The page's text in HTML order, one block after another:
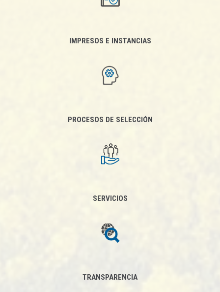
IMPRESOS E INSTANCIAS
PROCESOS DE SELECCIÓN
SERVICIOS
TRANSPARENCIA